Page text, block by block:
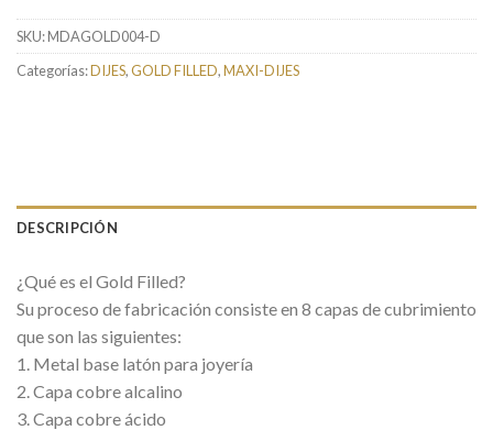
SKU:MDAGOLD004-D
Categorías:DIJES,GOLD FILLED,MAXI-DIJES
DESCRIPCIÓN
¿Qué es el Gold Filled?
Su proceso de fabricación consiste en 8 capas de cubrimiento
que son las siguientes:
1. Metal base latón para joyería
2. Capa cobre alcalino
3. Capa cobre ácido